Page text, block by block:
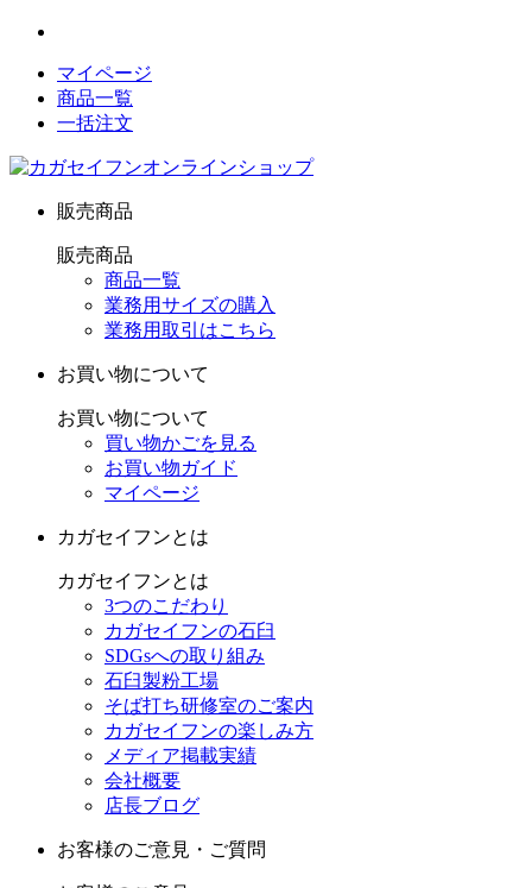
マイページ
商品一覧
一括注文
販売商品
販売商品
商品一覧
業務用サイズの購入
業務用取引はこちら
お買い物について
お買い物について
買い物かごを見る
お買い物ガイド
マイページ
カガセイフンとは
カガセイフンとは
3つのこだわり
カガセイフンの石臼
SDGsへの取り組み
石臼製粉工場
そば打ち研修室のご案内
カガセイフンの楽しみ方
メディア掲載実績
会社概要
店長ブログ
お客様のご意見・ご質問